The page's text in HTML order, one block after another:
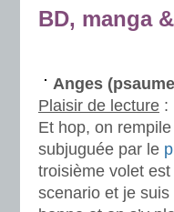
BD, manga
Anges
Plaisir de lecture :
Et hop, on
subjuguée par le
troisième volet
scenario et je suis